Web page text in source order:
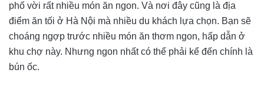
phố vời rất nhiều món ăn ngon. Và nơi đây cũng là địa
điểm ăn tối ở Hà Nội mà nhiều du khách lựa chọn. Bạn sẽ
choáng ngợp trước nhiều món ăn thơm ngon, hấp dẫn ở
khu chợ này. Nhưng ngon nhất có thể phải kể đến chính là
bún ốc.